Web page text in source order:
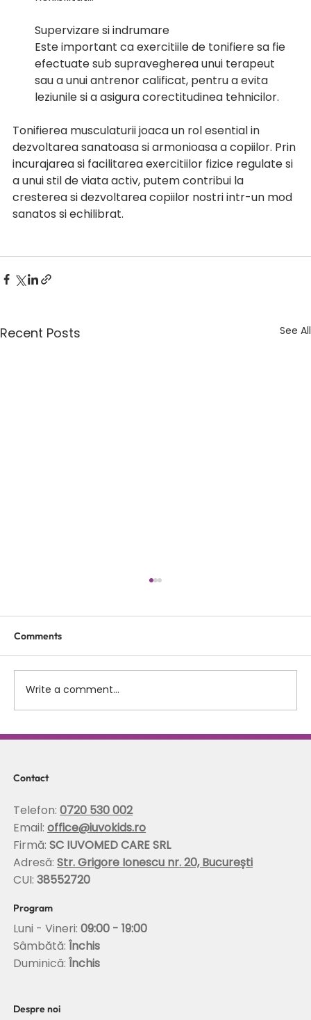
Supervizare si indrumare
Este important ca exercitiile de tonifiere sa fie
efectuate sub supravegherea unui terapeut
sau a unui antrenor calificat, pentru a evita
leziunile si a asigura corectitudinea tehnicilor.
Tonifierea musculaturii joaca un rol esential in
dezvoltarea sanatoasa si armonioasa a copiilor. Prin
incurajarea si facilitarea exercitiilor fizice regulate si
a unui stil de viata activ, putem contribui la
cresterea si dezvoltarea copiilor nostri intr-un mod
sanatos si echilibrat.
Recent Posts See All
Scolioza la copii: rolul terapiei Schroth in
coloanei
Comments
Write a comment...
Despre noi
Program
Luni - Vineri:09:00 - 19:00
Sâmbătă:Închis
Duminică: Închis
Contact
Telefon:0720 530 002
Email:office@iuvokids.ro
Firmă:SC IUVOMED CARE SRL
Adresă:Str. Grigore Ionescu nr. 20, București
CUI:38552720